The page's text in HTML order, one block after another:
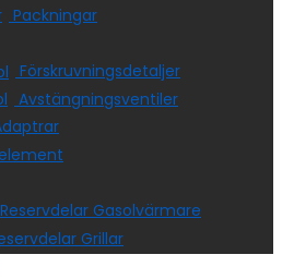
Packningar
Förskruvningsdetaljer
Avstängningsventiler
Reservdelar Gasolvärmare
Grillar